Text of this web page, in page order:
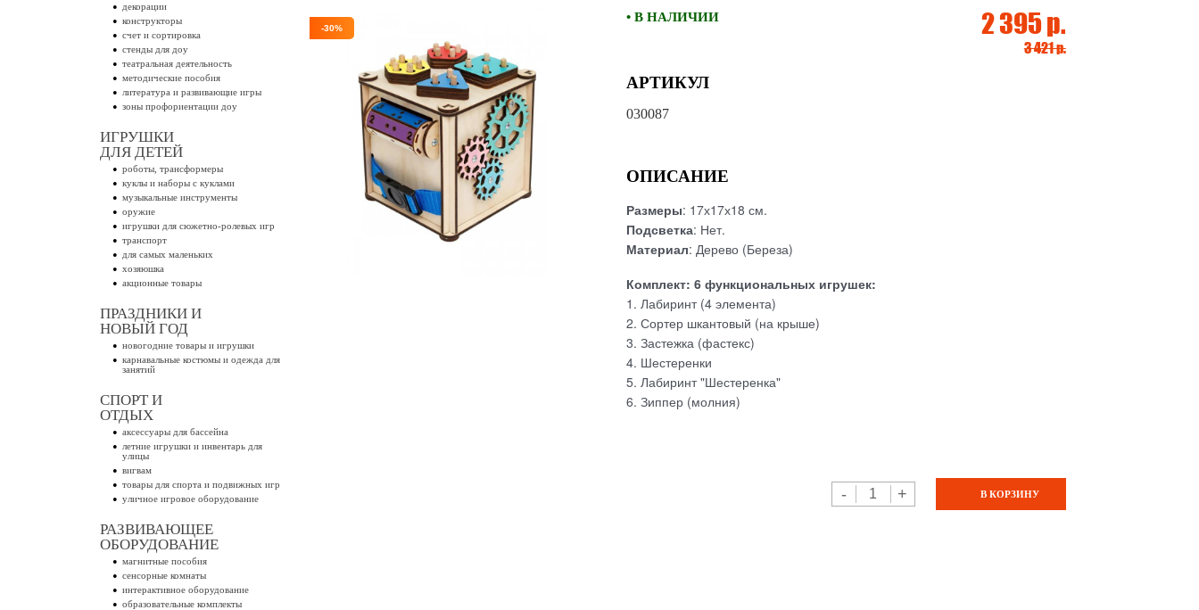
декорации
конструкторы
счет и сортировка
стенды для доу
театральная деятельность
методические пособия
литература и развивающие игры
зоны профориентации доу
ИГРУШКИ
ДЛЯ ДЕТЕЙ
роботы, трансформеры
куклы и наборы с куклами
музыкальные инструменты
оружие
игрушки для сюжетно-ролевых игр
транспорт
для самых маленьких
хозяюшка
акционные товары
ПРАЗДНИКИ И
НОВЫЙ ГОД
новогодние товары и игрушки
карнавальные костюмы и одежда для
занятий
СПОРТ И
ОТДЫХ
аксессуары для бассейна
летние игрушки и инвентарь для
улицы
вигвам
товары для спорта и подвижных игр
уличное игровое оборудование
РАЗВИВАЮЩЕЕ
ОБОРУДОВАНИЕ
магнитные пособия
сенсорные комнаты
интерактивное оборудование
образовательные комплекты
-30%
• В НАЛИЧИИ 2 395 р.
3 421 р.
АРТИКУЛ
030087
ОПИСАНИЕ
Размеры: 17х17х18 см.
Подсветка: Нет.
Материал: Дерево (Береза)
Комплект: 6 функциональных игрушек:
1. Лабиринт (4 элемента)
2. Сортер шкантовый (на крыше)
3. Застежка (фастекс)
4. Шестеренки
5. Лабиринт "Шестеренка"
6. Зиппер (молния)